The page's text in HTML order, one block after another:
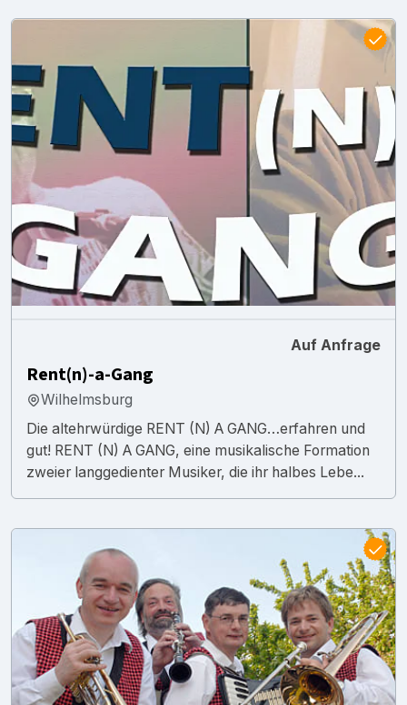
Auf Anfrage
Rent(n)-a-Gang
Wilhelmsburg
Die altehrwürdige RENT (N) A GANG…erfahren und
gut! RENT (N) A GANG, eine musikalische Formation
zweier langgedienter Musiker, die ihr halbes Lebe...